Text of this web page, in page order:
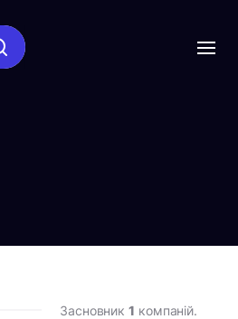
Засновник1 компаній.